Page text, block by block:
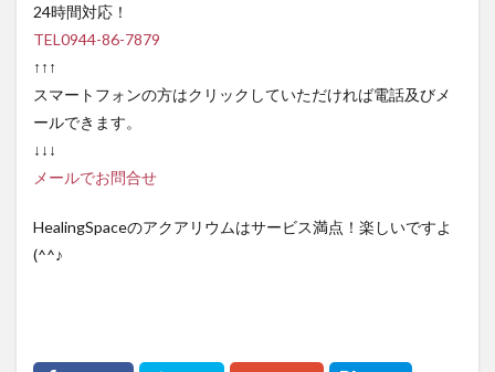
24時間対応！
TEL0944-86-7879
↑↑↑
スマートフォンの方はクリックしていただければ電話及びメ
ールできます。
↓↓↓
メールでお問合せ
HealingSpaceのアクアリウムはサービス満点！楽しいですよ
(^^♪